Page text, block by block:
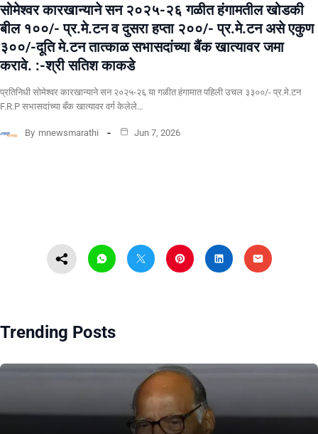
सोमेश्वर कारखान्याने सन २०२५-२६ गळीत हंगामतील खोडकी
बील १००/- प्र.मे.टन व दुसरा हप्ता २००/- प्र.मे.टन असे एकुण
३००/-दूति मे.टन तात्काळ सभासदांच्या बैंक खात्यावर जमा
करावे. :-श्री सतिश काकडे
प्रतिनिधी सोमेश्वर कारखान्याने सन २०२५-२६ या गळीत हंगामात पहिली उचल ३३००/- प्र.मे.टन
F.R.P सभासदांच्या बँक खात्यावर वर्ग केलेले…
By mnewsmarathi Jun 7, 2026
Trending Posts